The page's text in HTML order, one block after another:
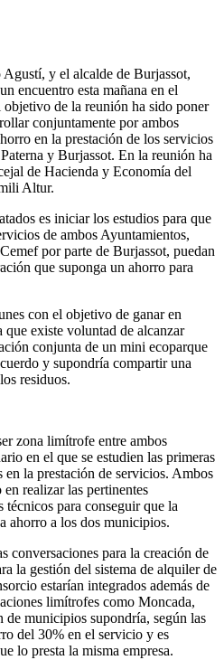
y el alcalde de Burjassot,
encuentro esta mañana en el
de la reunión ha sido poner
conjuntamente por ambos
en la prestación de los servicios
y Burjassot. En la reunión ha
de Hacienda y Economía del
Altur.
es iniciar los estudios para que
de ambos Ayuntamientos,
por parte de Burjassot, puedan
que suponga un ahorro para
con el objetivo de ganar en
existe voluntad de alcanzar
conjunta de un mini ecoparque
y supondría compartir una
residuos.
zona limítrofe entre ambos
en el que se estudien las primeras
en la prestación de servicios. Ambos
en realizar las pertinentes
para conseguir que la
ahorro a los dos municipios.
conversaciones para la creación de
la gestión del sistema de alquiler de
estarían integrados además de
limítrofes como Moncada,
municipios supondría, según las
del 30% en el servicio y es
lo presta la misma empresa.